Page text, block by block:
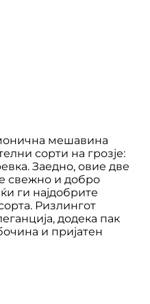
мешавина
сорти на грозје:
Заедно, овие две
свежно и добро
ги најдобрите
Ризлингот
додека пак
и пријатен